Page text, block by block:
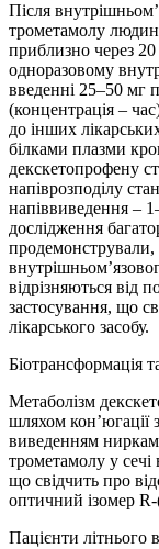
Після
трометамолу
приблизно через
одноразовому
введенні 25–50 мг
(концентрація –
до інших
білками плазми
декскетопрофену
напіврозподілу
напіввиведення –
дослідження
продемонстрували,
відрізняються від
застосування, що
лікарського засобу.
Біотрансформація
Метаболізм
шляхом
виведенням
трометамолу у сечі
що свідчить про
оптичний ізомер
Пацієнти літнього